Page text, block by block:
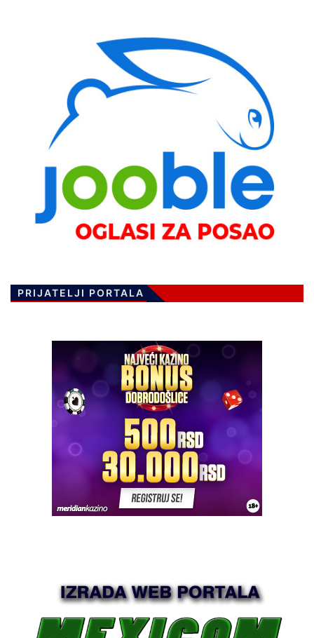
PRIJATELJI PORTALA